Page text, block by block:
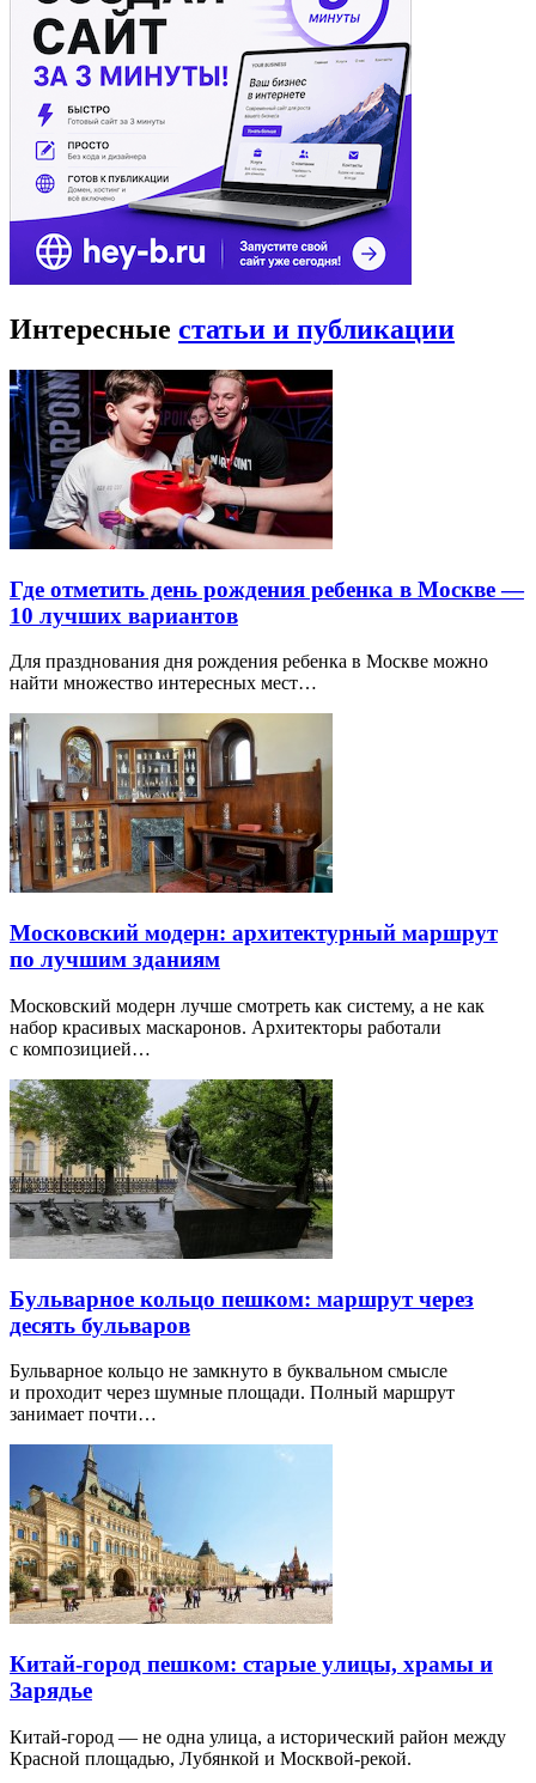
Интересные статьи и публикации
Где отметить день рождения ребенка в Москве —
10 лучших вариантов
Для празднования дня рождения ребенка в Москве можно
найти множество интересных мест…
Московский модерн: архитектурный маршрут
по лучшим зданиям
Московский модерн лучше смотреть как систему, а не как
набор красивых маскаронов. Архитекторы работали
с композицией…
Бульварное кольцо пешком: маршрут через
десять бульваров
Бульварное кольцо не замкнуто в буквальном смысле
и проходит через шумные площади. Полный маршрут
занимает почти…
Китай-город пешком: старые улицы, храмы и
Зарядье
Китай-город — не одна улица, а исторический район между
Красной площадью, Лубянкой и Москвой-рекой.